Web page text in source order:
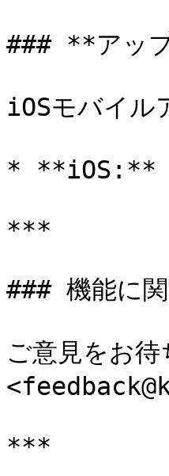
### **アッ
iOSモバイル
* **iOS:**
***
### 機能に
ご意見をお
***